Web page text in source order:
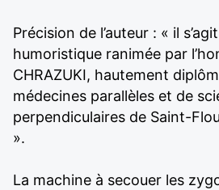
Précision de l’auteur : « il
humoristique ranimée par
CHRAZUKI, hautement
médecines parallèles et de
perpendiculaires de Saint-
».
La machine à secouer les